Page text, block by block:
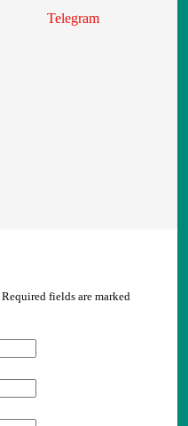
Telegram
Required fields are marked